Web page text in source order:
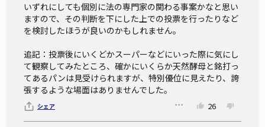
いずれにしても個別に法の専門家の関わる事案かなと思い
ますので、その判断を下にした上での投票を行ったりなど
を検討したほうが良いのかもしれません。
追記：投票後にいくどかスーパーなどにいった際に気にし
て観察してみたところ、確かにいくらか天然酵母と銘打っ
てあるパンは見受けられますが、特別優位に見えたり、誇
張するような場面はありませんでした。
シェア 26